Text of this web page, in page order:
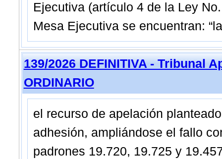
Ejecutiva (artículo 4 de la Ley
Mesa Ejecutiva se encuentran:
139/2026 DEFINITIVA - Tribunal
ORDINARIO
el recurso de apelación
adhesión, ampliándose el fallo
padrones 19.720, 19.725 y